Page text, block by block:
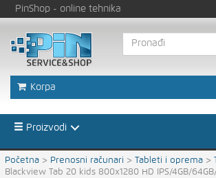
PinShop - online tehnika
Korpa
Proizvodi
Početna > Prenosni računari > Tableti i oprema >
Blackview Tab 20 kids 800x1280 HD IPS/4GB/